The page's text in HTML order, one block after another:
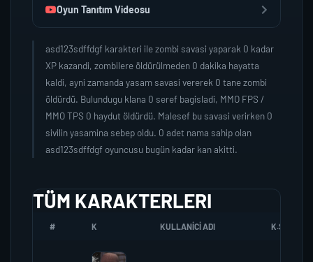
Oyun Tanıtım Videosu
asd123sdffdgf karakteri ile zombi savasi yaparak 0 kadar
XP kazandi, zombilere öldürülmeden 0 dakika hayatta
kaldi, ayni zamanda yasam savasi vererek 0 tane zombi
öldürdü. Bulundugu klana 0 seref bagisladi, MMO FPS /
MMO TPS 0 haydut öldürdü. Malesef bu savasi verirken 0
sivilin yasamina sebep oldu. 0 adet nama sahip olan
asd123sdffdgf oyuncusu bugün kadar kan akitti.
TÜM KARAKTERLERI
# K KULLANICI ADI K.SEREFI